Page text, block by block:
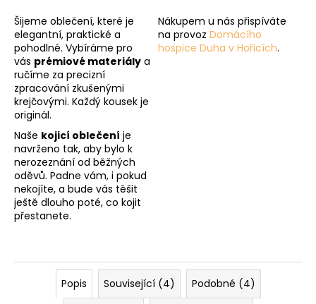
Šijeme oblečení, které je
elegantní, praktické a
pohodlné. Vybíráme pro
vás prémiové materiály a
ručíme za precizní
zpracování zkušenými
krejčovými. Každý kousek je
originál.
Naše kojicí oblečení je
navrženo tak, aby bylo k
nerozeznání od běžných
oděvů. Padne vám, i pokud
nekojíte, a bude vás těšit
ještě dlouho poté, co kojit
přestanete.
Nákupem u nás přispíváte
na provoz Domácího
hospice Duha v Hořicích.
Popis Související (4)
Podobné (4)